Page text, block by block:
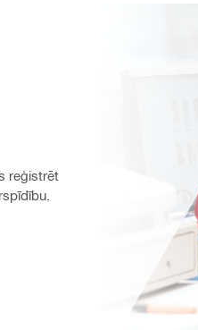
reģistrēt